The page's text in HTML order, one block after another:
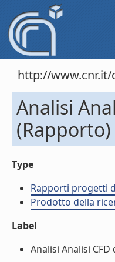
http://
Analisi
Type
Rapporti progetti
Prodotto della
Label
Analisi Analisi